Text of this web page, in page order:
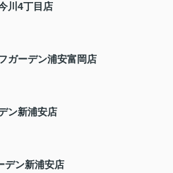
川4丁目店
ガーデン浦安富岡店
ン新浦安店
デン新浦安店